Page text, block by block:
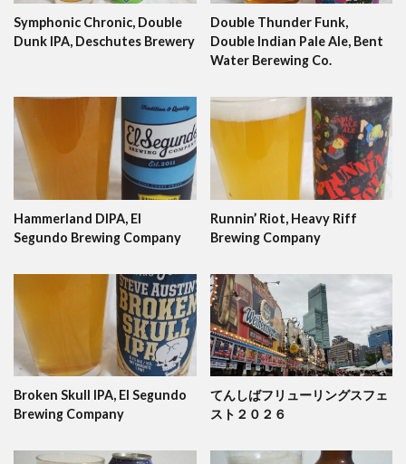
Symphonic Chronic, Double
Dunk IPA, Deschutes Brewery
Double Thunder Funk,
Double Indian Pale Ale, Bent
Water Berewing Co.
Hammerland DIPA, El
Segundo Brewing Company
Runnin’ Riot, Heavy Riff
Brewing Company
Broken Skull IPA, El Segundo
Brewing Company
てんしばフリューリングスフェ
スト２０２６